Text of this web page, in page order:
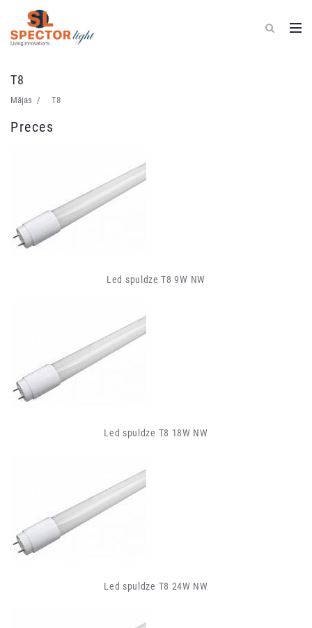
-
elektrīsko
materiālu
vairumtirdzniecība
T8
Mājas T8
Preces
Led spuldze T8 9W NW
Led spuldze T8 18W NW
Led spuldze T8 24W NW